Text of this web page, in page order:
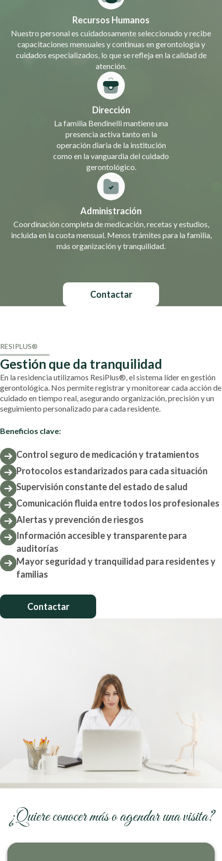
Recursos Humanos
Nuestro personal es cuidadosamente seleccionado y recibe
capacitaciones mensuales y continuas en gerontología y
cuidados especializados, lo que se refleja en la calidad de
atención.
Dirección
La familia Bendinelli mantiene una
presencia activa tanto en la
operación diaria de la institución
como en la vanguardia del cuidado
gerontológico.
Administración
Coordinación completa de medicación, recetas y estudios,
incluida en la cuota mensual. Menos trámites para la familia,
más organización y tranquilidad.
Contactar
RESIPLUS®
Gestión que da tranquilidad
En la residencia utilizamos ResiPlus®, el sistema líder en gestión
gerontológica. Nos permite registrar y monitorear cada acción de
cuidado en tiempo real, asegurando organización, precisión y un
seguimiento personalizado para cada residente.
Beneficios clave:
Control seguro de medicación y tratamientos
Protocolos estandarizados para cada situación
Supervisión constante del estado de salud
Comunicación fluida entre todos los profesionales
Alertas y prevención de riesgos
Información accesible y transparente para
auditorías
Mayor seguridad y tranquilidad para residentes y
familias
Contactar
¿Quiere conocer más o agendar una visita?